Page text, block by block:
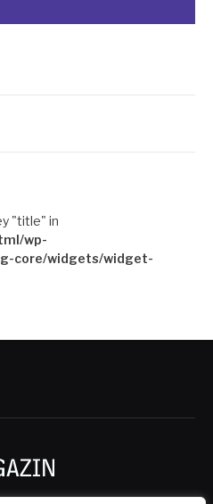
"title" in
wp-
core/widgets/widget-